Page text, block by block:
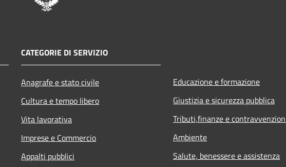
CATEGORIE DI SERVIZIO
Anagrafe e stato civile
Cultura e tempo libero
Vita lavorativa
Imprese e Commercio
Appalti pubblici
Educazione e formazione
Giustizia e sicurezza pubblica
Tributi,finanze e
Ambiente
Salute, benessere e assistenza